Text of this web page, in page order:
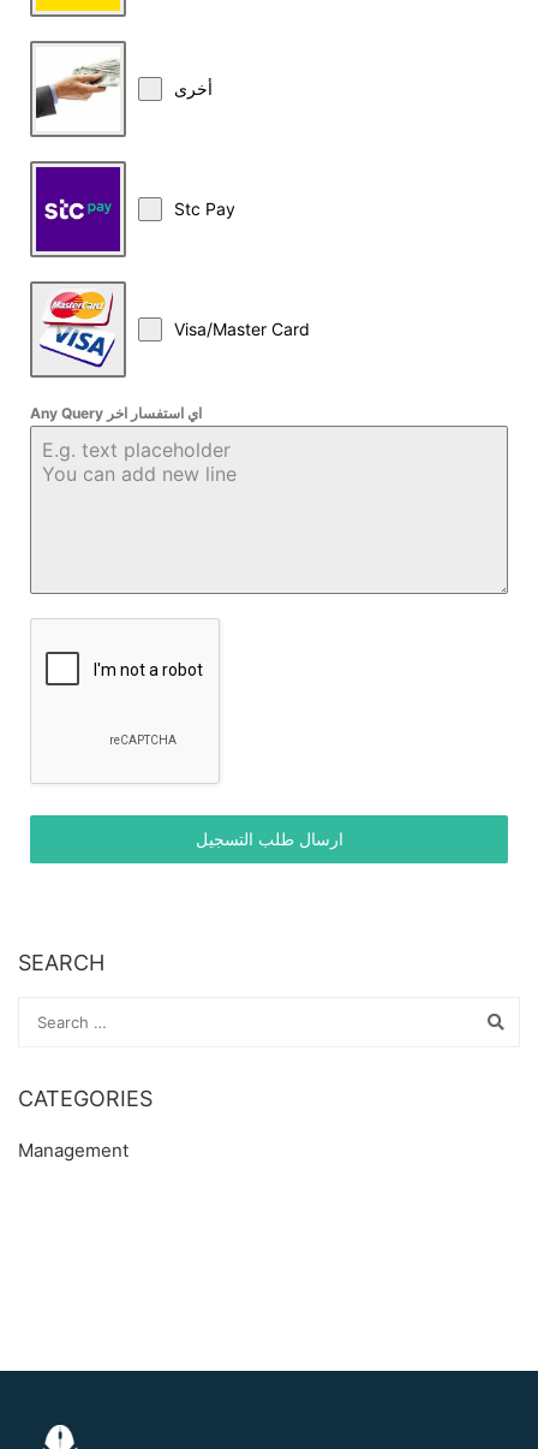
أخرى
Stc Pay
Visa/Master Card
Any Query اي استفسار اخر
ارسال طلب التسجيل
SEARCH
CATEGORIES
Management